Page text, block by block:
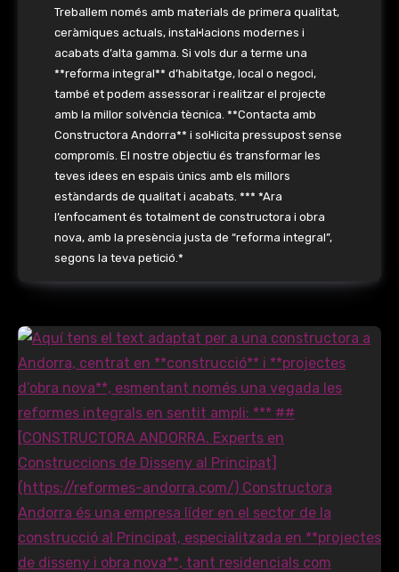
Treballem només amb materials de primera qualitat,
ceràmiques actuals, instal·lacions modernes i
acabats d’alta gamma. Si vols dur a terme una
**reforma integral** d’habitatge, local o negoci,
també et podem assessorar i realitzar el projecte
amb la millor solvència tècnica. **Contacta amb
Constructora Andorra** i sol·licita pressupost sense
compromís. El nostre objectiu és transformar les
teves idees en espais únics amb els millors
estàndards de qualitat i acabats. *** *Ara
l’enfocament és totalment de constructora i obra
nova, amb la presència justa de “reforma integral”,
segons la teva petició.*